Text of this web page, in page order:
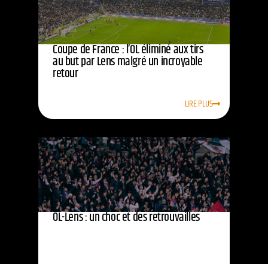
Coupe de France : l’OL éliminé aux tirs
au but par Lens malgré un incroyable
retour
LIRE PLUS
OL-Lens : un choc et des retrouvailles